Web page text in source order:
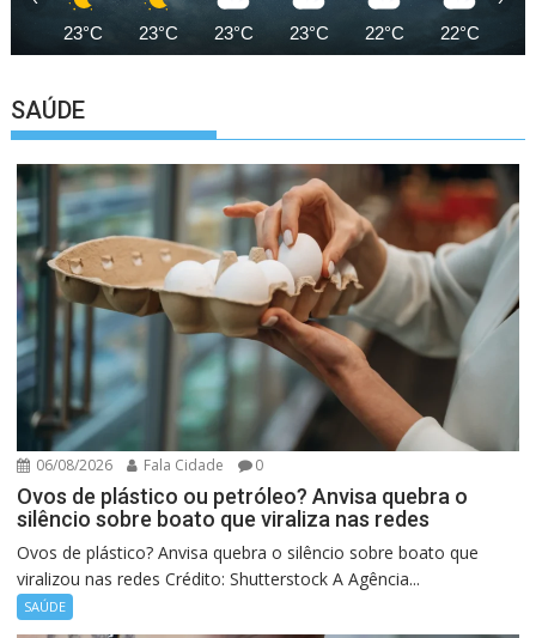
23°C 23°C 23°C 23°C 22°C 22°C
SAÚDE
06/08/2026 Fala Cidade 0
Ovos de plástico ou petróleo? Anvisa quebra o
silêncio sobre boato que viraliza nas redes
Ovos de plástico? Anvisa quebra o silêncio sobre boato que
viralizou nas redes Crédito: Shutterstock A Agência...
SAÚDE